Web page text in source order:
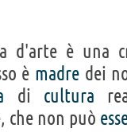
d'arte è una
è madre dei
di cultura
che non può